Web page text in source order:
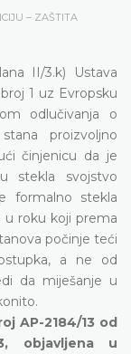
– ZAŠTITA
II/3.k) Ustava
1 uz Evropsku
odlučivanja o
proizvoljno
činjenicu da je
stekla svojstvo
formalno stekla
roku koji prema
počinje teći
a ne od
da miješanje u
AP-2184/13 od
objavljena u